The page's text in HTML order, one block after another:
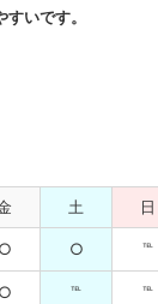
いです。
土 日
○ ○ ℡
○ ℡ ℡